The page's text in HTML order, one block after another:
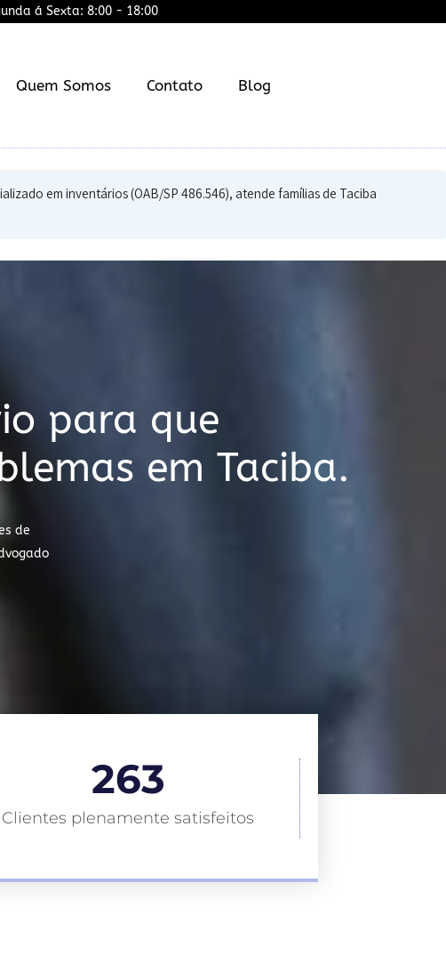
á Sexta: 8:00 - 18:00
Quem Somos Contato Blog
em inventários (OAB/SP 486.546), atende famílias de Taciba
para que
em Taciba.
de
Clientes plenamente satisfeitos
263